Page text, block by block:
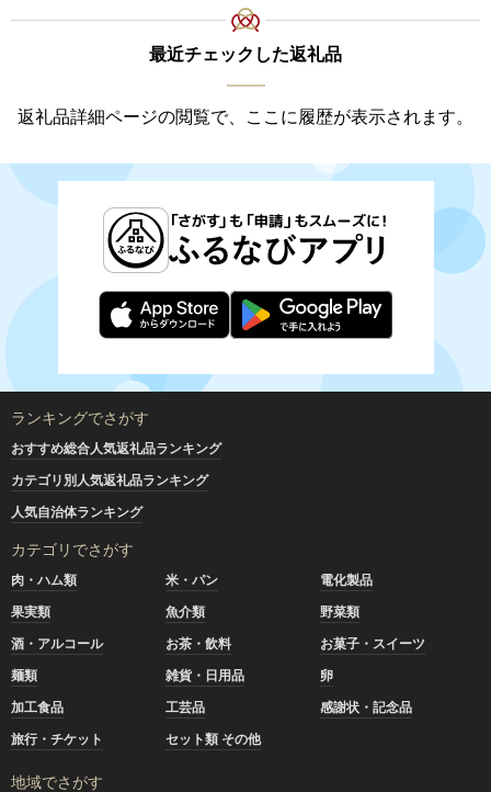
最近チェックした返礼品
返礼品詳細ページの閲覧で、ここに履歴が表示されます。
ランキングでさがす
おすすめ総合人気返礼品ランキング
カテゴリ別人気返礼品ランキング
人気自治体ランキング
カテゴリでさがす
肉・ハム類 米・パン
電化製品
果実類
魚介類
野菜類
酒・アルコール
お茶・飲料
お菓子・スイーツ
麺類
雑貨・日用品
卵
加工食品
工芸品
感謝状・記念品
旅行・チケット
セット類 その他
地域でさがす